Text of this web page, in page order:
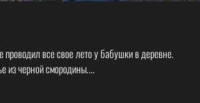
все свое лето у бабушки в деревне.
из черной смородины....